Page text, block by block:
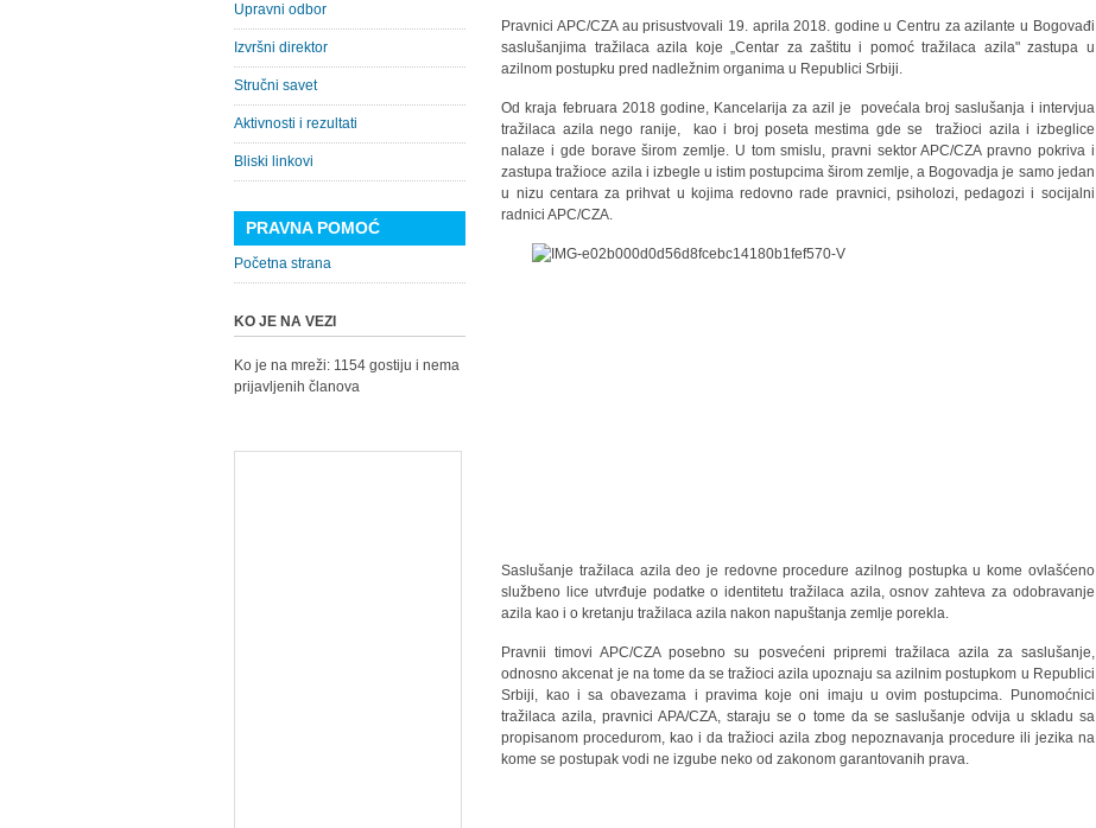
Pravnici APC/CZA au prisustvovali 19. aprila 2018. godine u Centru za azilante u Bogovađi
saslušanjima tražilaca azila koje „Centar za zaštitu i pomoć tražilaca azila" zastupa u
azilnom postupku pred nadležnim organima u Republici Srbiji.
Od kraja februara 2018 godine, Kancelarija za azil je povećala broj saslušanja i intervjua
tražilaca azila nego ranije, kao i broj poseta mestima gde se tražioci azila i izbeglice
nalaze i gde boraveširom zemlje. U tom smislu, pravni sektor APC/CZA pravno pokriva i
zastupa tražioce azila i izbegle u istim postupcima širom zemlje, a Bogovadja je samo jedan
u nizu centara za prihvat u kojima redovno rade pravnici, psiholozi, pedagozi i socijalni
radnici APC/CZA.
Saslušanje tražilaca azila deo je redovne procedure azilnog postupka u kome ovlašćeno
službeno lice utvrđuje podatke o identitetu tražilaca azila, osnov zahteva za odobravanje
azila kao i o kretanju tražilaca azila nakon napuštanja zemlje porekla.
Pravnii timovi APC/CZA posebno su posvećeni pripremi tražilaca azila za saslušanje,
odnosno akcenat je na tome da se tražioci azila upoznaju sa azilnim postupkom u Republici
Srbiji, kao i sa obavezama i pravima koje oni imaju u ovim postupcima. Punomoćnici
tražilaca azila, pravnici APA/CZA, staraju se o tome da se saslušanje odvija u skladu sa
propisanom procedurom, kao i da tražioci azila zbog nepoznavanja procedure ili jezika na
kome se postupak vodi ne izgube neko od zakonom garantovanih prava.
Upravni odbor
Izvršni direktor
Stručni savet
Aktivnosti i rezultati
Bliski linkovi
PRAVNA POMOĆ
Početna strana
KO JE NA VEZI
Ko je na mreži: 1154 gostiju i nema
prijavljenih članova